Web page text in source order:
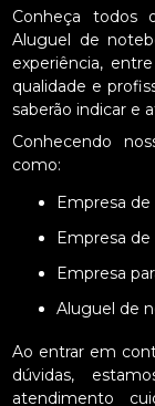
Conheça todos
Aluguel de
experiência,
qualidade e
saberão indicar e
Conhecendo
como:
Empresa
Empresa
Empresa
Aluguel de
Ao entrar em
dúvidas,
atendimento